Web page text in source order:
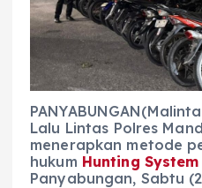
o
o
k
p
p
a
m
g
er
Lalu Lintas Polres
menerapkan metode
hukum Hunting System
Panyabungan, Sabtu